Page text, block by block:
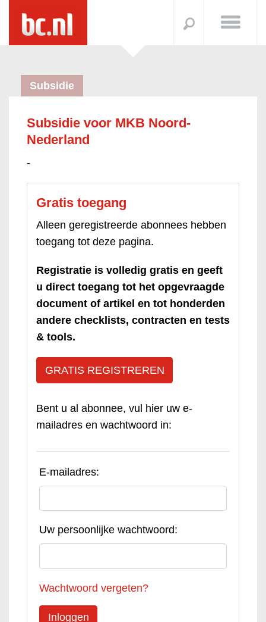
Subsidie
Subsidie voor MKB Noord-
Nederland
-
Gratis toegang
Alleen geregistreerde abonnees hebben
toegang tot deze pagina.
Registratie is volledig gratis en geeft
u direct toegang tot het opgevraagde
document of artikel en tot honderden
andere checklists, contracten en tests
& tools.
GRATIS REGISTREREN
Bent u al abonnee, vul hier uw e-
mailadres en wachtwoord in:
E-mailadres:
Uw persoonlijke wachtwoord:
Wachtwoord vergeten?